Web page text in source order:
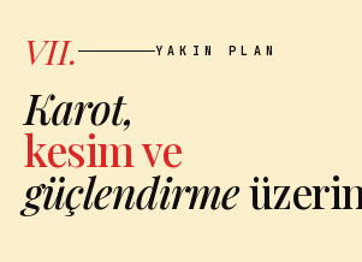
VII. YAKIN PLAN
Karot,
kesim ve
güçlendirme